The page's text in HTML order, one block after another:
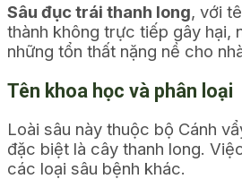
Sâu đục trái thanh long, với
thành không trực tiếp gây hại,
những tổn thất nặng nề cho
Tên khoa học và phân loại
Loài sâu này thuộc bộ Cánh
đặc biệt là cây thanh long.
các loại sâu bệnh khác.